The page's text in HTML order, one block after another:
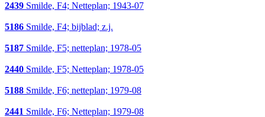
2439 Smilde, F4; Netteplan; 1943-07
5186 Smilde, F4; bijblad; z.j.
5187 Smilde, F5; netteplan; 1978-05
2440 Smilde, F5; Netteplan; 1978-05
5188 Smilde, F6; netteplan; 1979-08
2441 Smilde, F6; Netteplan; 1979-08